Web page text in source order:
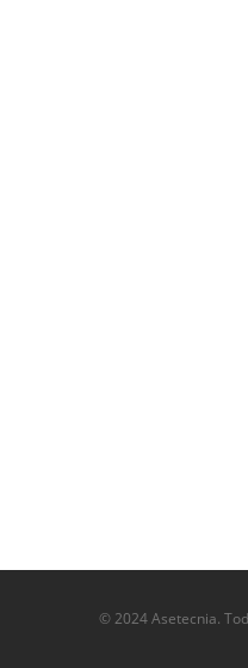
© 2024 Asetecnia.